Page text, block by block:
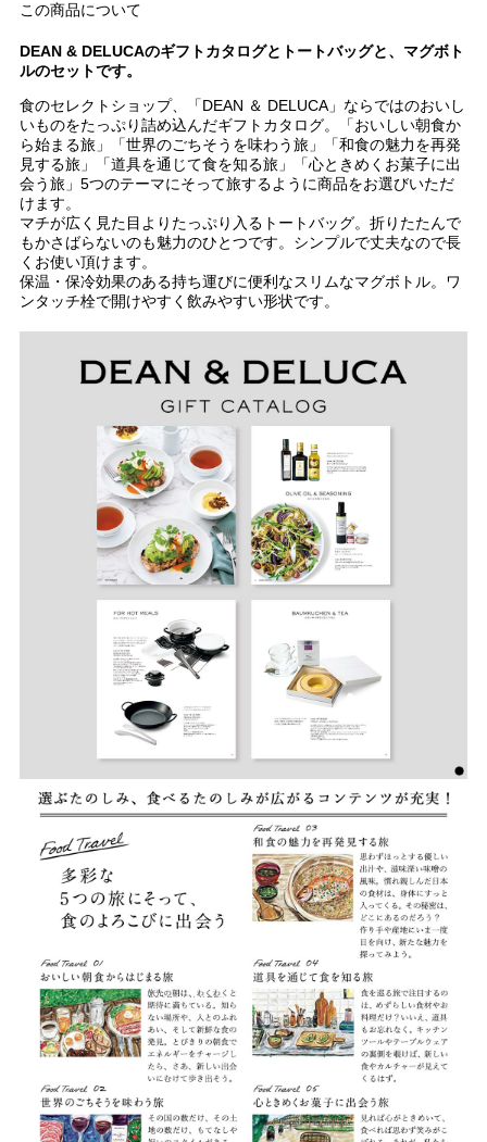
この商品について
DEAN & DELUCAのギフトカタログとトートバッグと、マグボト
ルのセットです。
食のセレクトショップ、「DEAN ＆ DELUCA」ならではのおいし
いものをたっぷり詰め込んだギフトカタログ。「おいしい朝食か
ら始まる旅」「世界のごちそうを味わう旅」「和食の魅力を再発
見する旅」「道具を通じて食を知る旅」「心ときめくお菓子に出
会う旅」5つのテーマにそって旅するように商品をお選びいただ
けます。
マチが広く見た目よりたっぷり入るトートバッグ。折りたたんで
もかさばらないのも魅力のひとつです。シンプルで丈夫なので長
くお使い頂けます。
保温・保冷効果のある持ち運びに便利なスリムなマグボトル。ワ
ンタッチ栓で開けやすく飲みやすい形状です。